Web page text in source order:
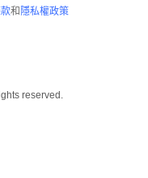
和 隱私權政策
reserved.